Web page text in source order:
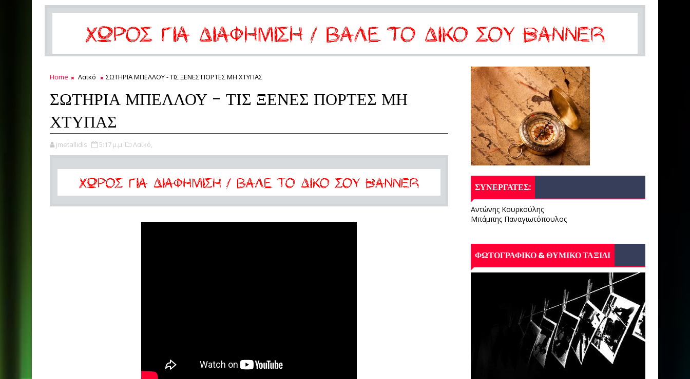
Home Λαϊκό ΣΩΤΗΡΙΑ ΜΠΕΛΛΟΥ - ΤΙΣ ΞΕΝΕΣ ΠΟΡΤΕΣ ΜΗ ΧΤΥΠΑΣ
ΣΩΤΗΡΙΑ ΜΠΕΛΛΟΥ - ΤΙΣ ΞΕΝΕΣ ΠΟΡΤΕΣ ΜΗ
ΧΤΥΠΑΣ
jmetallidis 5:17 μ.μ. Λαϊκό,
ΣΥΝΕΡΓΑΤΕΣ:
Αντώνης Κουρκούλης
Μπάμπης Παναγιωτόπουλος
ΦΩΤΟΓΡΑΦΙΚΟ & ΘΥΜΙΚΟ ΤΑΞΙΔΙ